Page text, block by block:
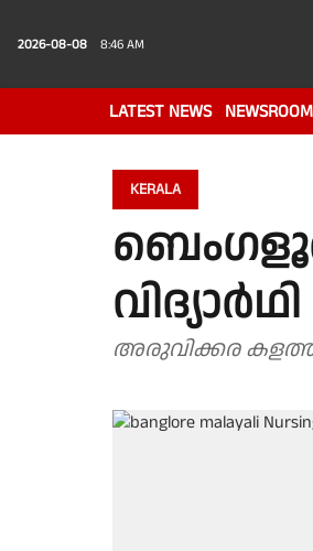
2026-08-08 8:46 AM
LATEST NEWS NEWSROOM
KERALA